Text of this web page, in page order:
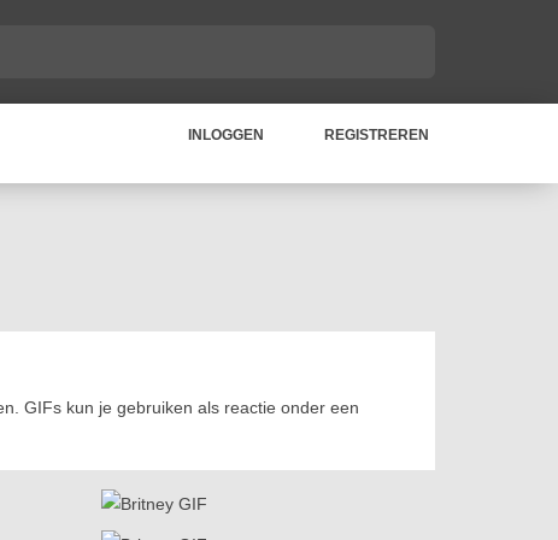
INLOGGEN REGISTREREN
GIFs kun je gebruiken als reactie onder een